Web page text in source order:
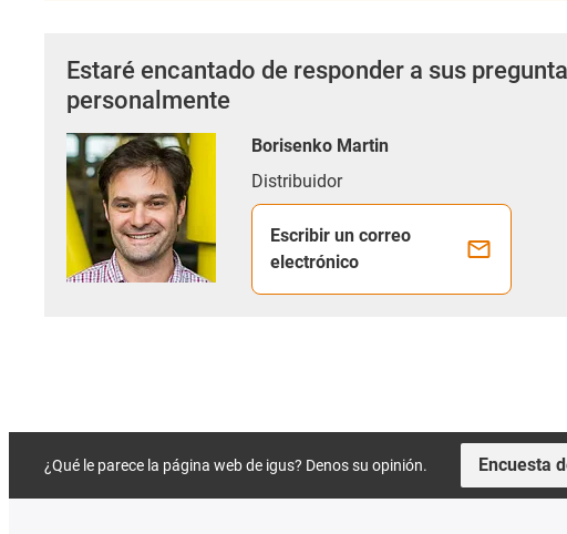
Estaré encantado de responder a sus
personalmente
Borisenko Martin
Distribuidor
Escribir un correo
electrónico
¿Qué le parece la página web de igus? Denos su opinión. Encuesta